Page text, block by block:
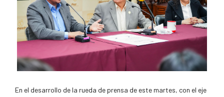
En el desarrollo de la rueda de prensa de este martes, con el eje